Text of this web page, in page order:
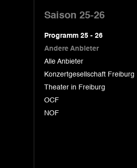
Saison 25-26
Programm 25 - 26
Andere Anbieter
Alle Anbieter
Konzertgesellschaft Freiburg
Theater in Freiburg
OCF
NOF